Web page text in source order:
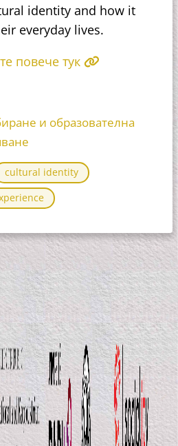
identity and how it
everyday lives.
повече тук
и образователна
cultural identity